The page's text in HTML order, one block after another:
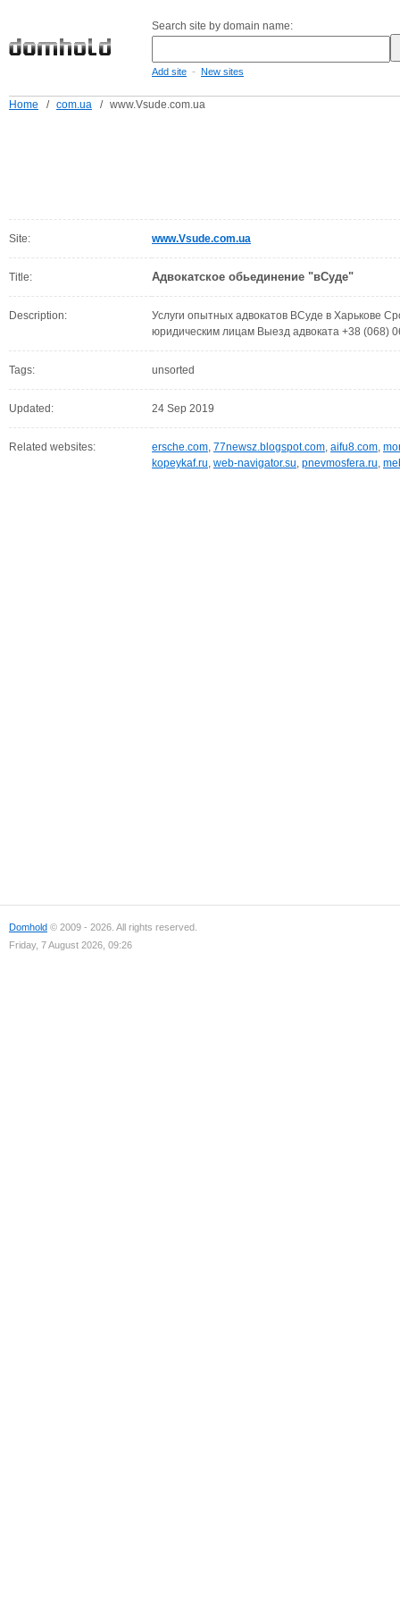
Search site by domain name:
Add site - New sites
Home / com.ua / www.Vsude.com.ua
Site: www.Vsude.com.ua
Title: Адвокатское обьединение "вСуде"
Description:
Услуги опытных адвокатов ВСуде в Харькове
юридическим лицам Выезд адвоката +38 (068)
Tags: unsorted
Updated: 24 Sep 2019
Related websites: ersche.com, 77newsz.blogspot.com, aifu8.com,
kopeykaf.ru, web-navigator.su, pnevmosfera.ru,
Domhold © 2009 - 2026. All rights reserved.
Friday, 7 August 2026, 09:26